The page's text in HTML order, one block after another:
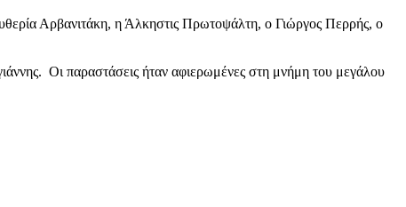
Αρβανιτάκη, η Άλκηστις Πρωτοψάλτη, ο Γιώργος Περρής, ο
Οι παραστάσεις ήταν αφιερωμένες στη μνήμη του μεγάλου